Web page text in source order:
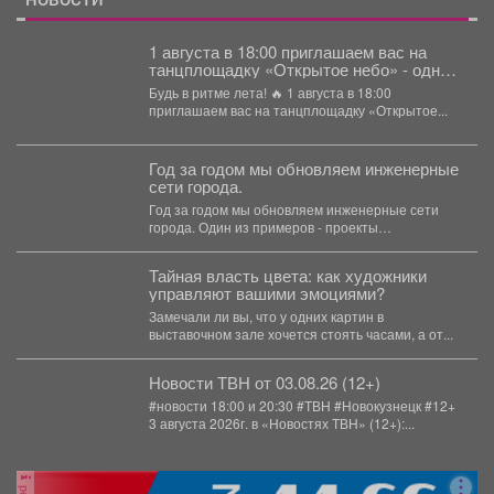
1 августа в 18:00 приглашаем вас на
танцплощадку «Открытое небо» - одно
из самых атмосферных событий этого
лета!
Будь в ритме лета! 🔥 1 августа в 18:00
приглашаем вас на танцплощадку «Открытое...
Год за годом мы обновляем инженерные
сети города.
Год за годом мы обновляем инженерные сети
города. Один из примеров - проекты
Тайная власть цвета: как художники
управляют вашими эмоциями?
Замечали ли вы, что у одних картин в
выставочном зале хочется стоять часами, а от...
Новости ТВН от 03.08.26 (12+)
#новости 18:00 и 20:30 #ТВН #Новокузнецк #12+
3 августа 2026г. в «Новостях ТВН» (12+):...